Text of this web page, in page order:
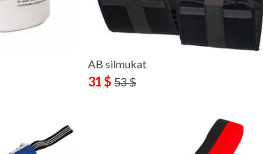
AB silmukat
31 $ 53 $